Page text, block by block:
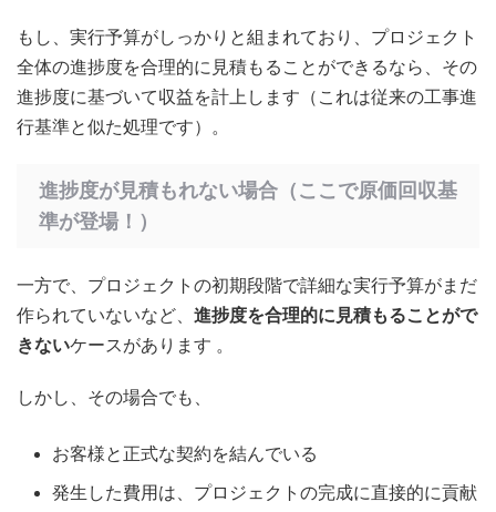
もし、実行予算がしっかりと組まれており、プロジェクト
全体の進捗度を合理的に見積もることができるなら、その
進捗度に基づいて収益を計上します（これは従来の工事進
行基準と似た処理です）
。
進捗度が見積もれない場合（ここで原価回収基
準が登場！）
一方で、プロジェクトの初期段階で詳細な実行予算がまだ
作られていないなど、 進捗度を合理的に見積もることがで
きないケースがあります 。
しかし、その場合でも、
お客様と正式な契約を結んでいる
発生した費用は、プロジェクトの完成に直接的に貢献